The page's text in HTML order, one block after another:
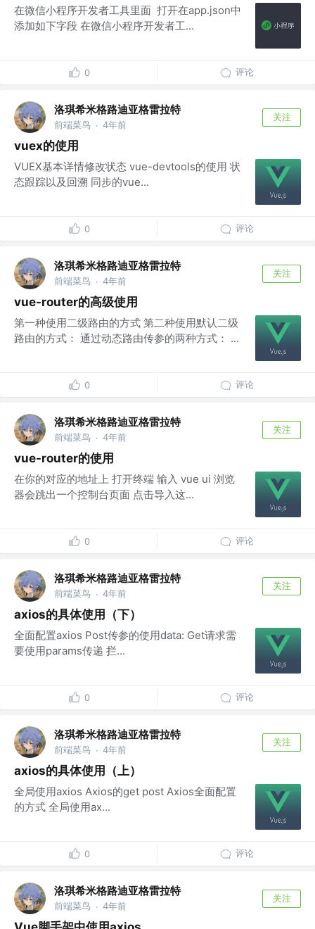
在微信小程序开发者工具里面 打开在app.json中
添加如下字段 在微信小程序开发者工...
0 评论
洛琪希米格路迪亚格雷拉特
前端菜鸟 · 4年前
关注
vuex的使用
VUEX基本详情修改状态 vue-devtools的使用 状
态跟踪以及回溯 同步的vue...
0 评论
洛琪希米格路迪亚格雷拉特
前端菜鸟 · 4年前
关注
vue-router的高级使用
第一种使用二级路由的方式 第二种使用默认二级
路由的方式： 通过动态路由传参的两种方式： ...
0 评论
洛琪希米格路迪亚格雷拉特
前端菜鸟 · 4年前
关注
vue-router的使用
在你的对应的地址上 打开终端 输入 vue ui 浏览
器会跳出一个控制台页面 点击导入这...
0 评论
洛琪希米格路迪亚格雷拉特
前端菜鸟 · 4年前
关注
axios的具体使用（下）
全面配置axios Post传参的使用data: Get请求需
要使用params传递 拦...
0 评论
洛琪希米格路迪亚格雷拉特
前端菜鸟 · 4年前
关注
axios的具体使用（上）
全局使用axios Axios的get post Axios全面配置
的方式 全局使用ax...
0 评论
洛琪希米格路迪亚格雷拉特
前端菜鸟 · 4年前
关注